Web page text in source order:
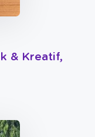
& Kreatif,